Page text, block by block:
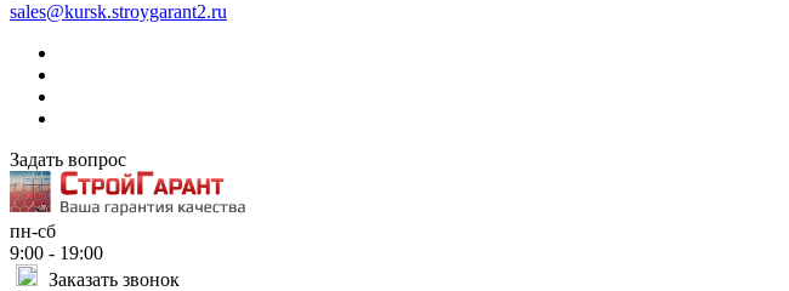
sales@kursk.stroygarant2.ru
Задать вопрос
пн-сб
9:00 - 19:00
Заказать звонок